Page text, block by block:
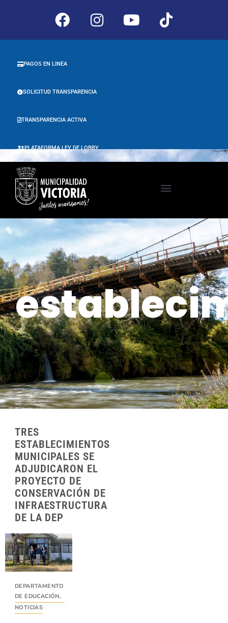
PLATAFORMA LEY DE LOBBY
TRANSPARENCIA ACTIVA
SOLICITUD TRANSPARENCIA
PAGOS EN LINEA
TRES
ESTABLECIMIENTOS
MUNICIPALES SE
ADJUDICARON EL
PROYECTO DE
CONSERVACIÓN DE
INFRAESTRUCTURA
DE LA DEP
DEPARTAMENTO
DE EDUCACIÓN,
NOTICIAS